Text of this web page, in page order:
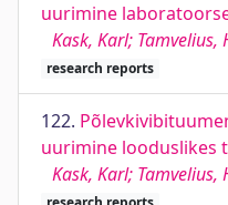
uurimine
Kask, Karl; Tamvelius,
research reports
122.
uurimine looduslikes
Kask, Karl; Tamvelius,